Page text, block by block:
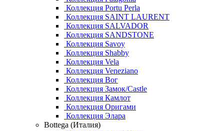
Коллекция Portu Perla
Коллекция SAINT LAURENT
Коллекция SALVADOR
Коллекция SANDSTONE
Коллекция Savoy
Коллекция Shabby
Коллекция Vela
Коллекция Veneziano
Коллекция Вог
Коллекция Замок/Castle
Коллекция Камлот
Коллекция Оригами
Коллекция Элара
Bottega (Италия)